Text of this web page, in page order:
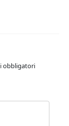
obbligatori